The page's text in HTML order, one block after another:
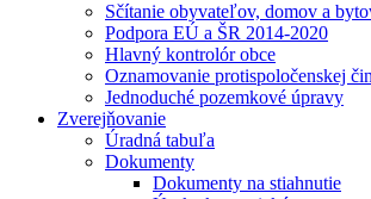
Sčítanie obyvateľov, domov a
Podpora EÚ a ŠR 2014-2020
Hlavný kontrolór obce
Oznamovanie protispoločenskej
Jednoduché pozemkové úpravy
Zverejňovanie
Úradná tabuľa
Dokumenty
Dokumenty na stiahnutie